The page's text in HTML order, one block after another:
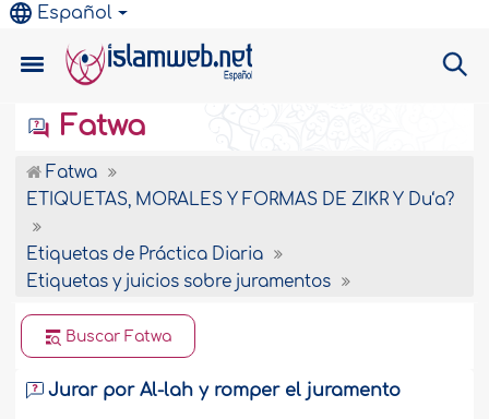
Español
Fatwa
Fatwa
ETIQUETAS, MORALES Y FORMAS DE ZIKR Y Du‘a?
Etiquetas de Práctica Diaria
Etiquetas y juicios sobre juramentos
Buscar Fatwa
Jurar por Al-lah y romper el juramento